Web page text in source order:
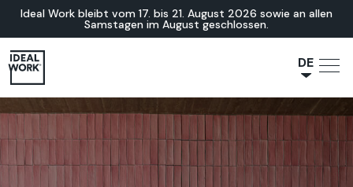
Ideal Work bleibt vom 17. bis 21. August 2026 sowie an allen
Samstagen im August geschlossen.
DE
JA
IT
FR